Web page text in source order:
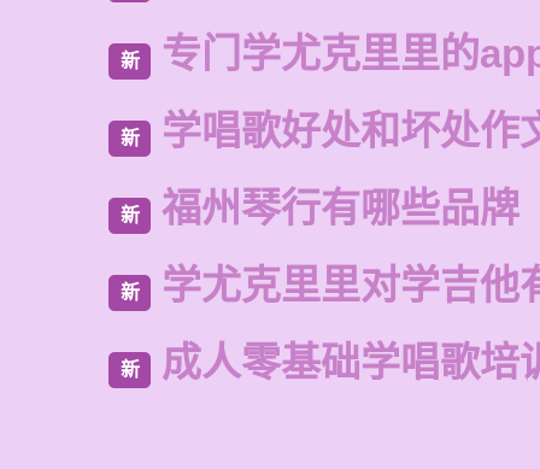
新 专门学尤克里里的
新 学唱歌好处和坏处作
新 福州琴行有哪些品牌
新 学尤克里里对学吉他
新 成人零基础学唱歌培